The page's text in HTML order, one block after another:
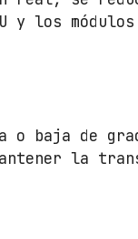
y los
o baja de
la